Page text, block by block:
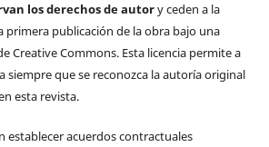
los derechos de autory ceden a la
primera publicación de la obra bajo una
Creative Commons. Esta licencia permite a
siempre que se reconozca la autoría original
esta revista.
establecer acuerdos contractuales